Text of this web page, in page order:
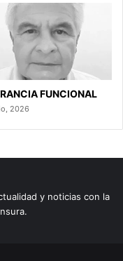
FUNCIONAL
2026
y noticias con la